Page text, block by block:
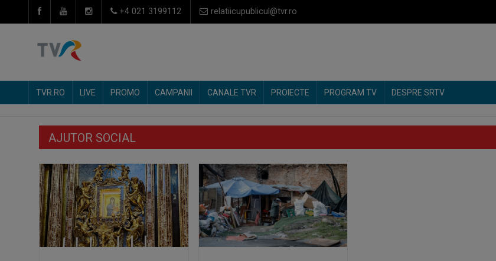
+4 021 3199112 relatiicupublicul@tvr.ro
TVR.RO LIVE PROMO CAMPANII CANALE TVR PROIECTE PROGRAM TV DESPRE SRTV
AJUTOR SOCIAL